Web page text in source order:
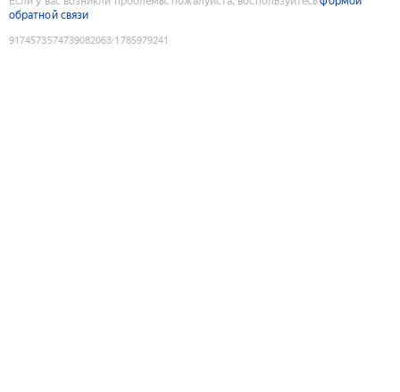
обратной связи
9174573574739082063:1785979241